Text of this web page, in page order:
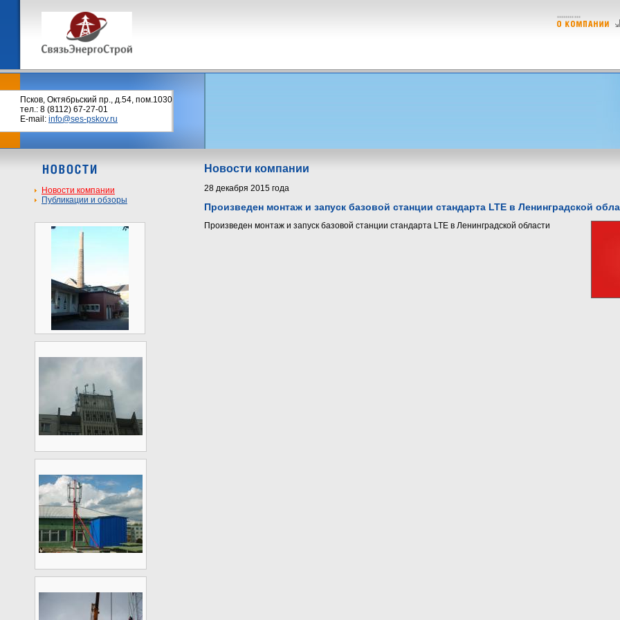
Псков, Октябрьский пр., д.54, пом.1030
тел.: 8 (8112) 67-27-01
E-mail: info@ses-pskov.ru
Новости компании
Публикации и обзоры
Новости компании
28 декабря 2015 года
Произведен монтаж и запуск базовой станции стандарта LTE в Ленинградской
Произведен монтаж и запуск базовой станции стандарта LTE в Ленинградской области